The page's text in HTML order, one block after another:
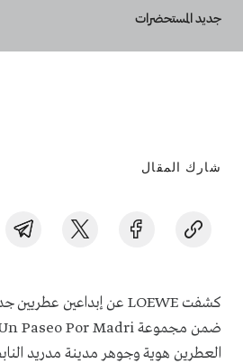
Breadcrumb
جديد المستحضرات
شارك المقال
العطرين هوية وجوهر مدينة مدريد